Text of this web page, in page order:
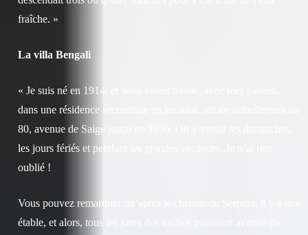
fraîche. »
La villa Bengali
« Je suis né en 1914, et nous avons habité, avec mes parents,
dans une résidence secondaire en location, située actuellement au
80, avenue de Saige jusqu’en 1936. On y venait les dimanches,
les jours fériés et pendant les grandes vacances. Je n’ai rien
oublié !
Vous pouvez remarquer qu’après le chemin du Serpent, il y a une
étable, et alors, tous les jours des vaches passaient avenue de